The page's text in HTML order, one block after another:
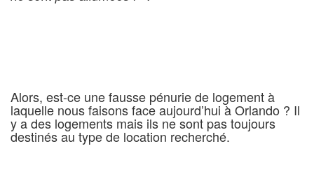
Alors, est-ce une fausse pénurie de logement à
laquelle nous faisons face aujourd’hui à Orlando ? Il
y a des logements mais ils ne sont pas toujours
destinés au type de location recherché.